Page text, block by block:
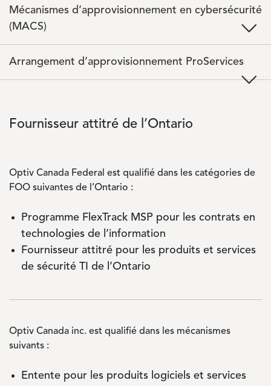
Mécanismes d’approvisionnement en cybersécurité
(MACS)
Arrangement d’approvisionnement ProServices
Fournisseur attitré de l’Ontario
Optiv Canada Federal est qualifié dans les catégories de
FOO suivantes de l’Ontario :
Programme FlexTrack MSP pour les contrats en
technologies de l’information
Fournisseur attitré pour les produits et services
de sécurité TI de l’Ontario
Optiv Canada inc. est qualifié dans les mécanismes
suivants :
Entente pour les produits logiciels et services